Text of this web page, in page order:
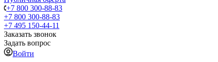
+7 800 300-88-83
+7 800 300-88-83
+7 495 150-44-11
Заказать звонок
Задать вопрос
Войти